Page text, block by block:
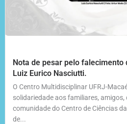
Nota de pesar pelo falecimento
Luiz Eurico Nasciutti.
O Centro Multidisciplinar UFRJ-
solidariedade aos familiares, amigos,
comunidade do Centro de Ciências
de...